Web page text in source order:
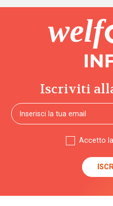
Iscriviti
Accetto la